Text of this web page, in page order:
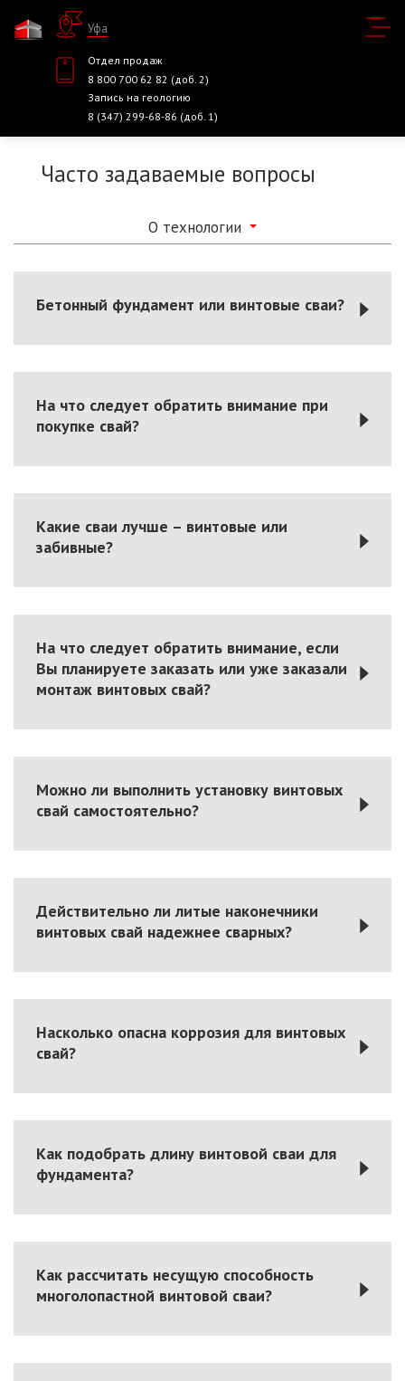
Уфа
Отдел продаж
8 800 700 62 82 (доб. 2)
Запись на геологию
8 (347) 299-68-86 (доб. 1)
Часто задаваемые вопросы
О технологии
Бетонный фундамент или винтовые сваи?
На что следует обратить внимание при
покупке свай?
Какие сваи лучше – винтовые или
забивные?
На что следует обратить внимание, если
Вы планируете заказать или уже заказали
монтаж винтовых свай?
Можно ли выполнить установку винтовых
свай самостоятельно?
Действительно ли литые наконечники
винтовых свай надежнее сварных?
Насколько опасна коррозия для винтовых
свай?
Как подобрать длину винтовой сваи для
фундамента?
Как рассчитать несущую способность
многолопастной винтовой сваи?